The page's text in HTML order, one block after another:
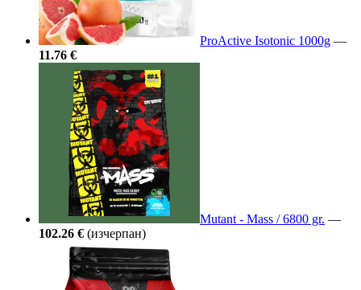
ProActive Isotonic 1000g —
11.76 €
Mutant - Mass / 6800 gr. —
102.26 € (изчерпан)